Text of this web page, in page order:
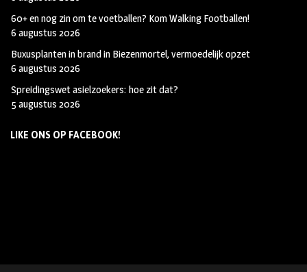
60+ en nog zin om te voetballen? Kom Walking Footballen!
6 augustus 2026
Buxusplanten in brand in Biezenmortel, vermoedelijk opzet
6 augustus 2026
Spreidingswet asielzoekers: hoe zit dat?
5 augustus 2026
LIKE ONS OP FACEBOOK!